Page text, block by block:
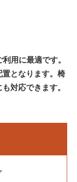
用に最適です。
となります。椅
対応できます。